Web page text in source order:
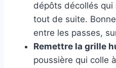
dépôts décollés qui
tout de suite.
entre les passes,
Remettre la grille
poussière qui colle